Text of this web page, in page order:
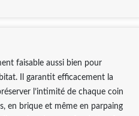
faisable aussi bien pour
Il garantit efficacement la
l’intimité de chaque coin
en brique et même en parpaing